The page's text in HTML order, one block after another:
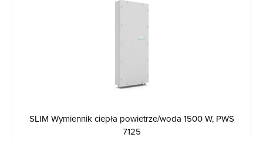
SLIM Wymiennik ciepła powietrze/woda 1500 W, PWS
7125